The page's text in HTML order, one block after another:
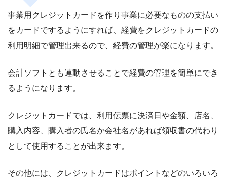
事業用クレジットカードを作り事業に必要なものの支払い
をカードでするようにすれば、経費をクレジットカードの
利用明細で管理出来るので、経費の管理が楽になります。
会計ソフトとも連動させることで経費の管理を簡単にでき
るようになります。
クレジットカードでは、利用伝票に決済日や金額、店名、
購入内容、購入者の氏名か会社名があれば領収書の代わり
として使用することが出来ます。
その他には、クレジットカードはポイントなどのいろいろ